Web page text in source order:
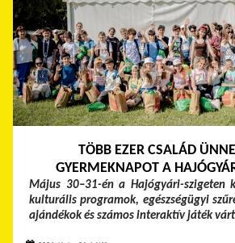
TÖBB EZER CSALÁD
GYERMEKNAPOT A
Május 30–31-én a Hajógyári-szigeten
kulturális programok, egészségügyi
ajándékok és számos interaktív játék